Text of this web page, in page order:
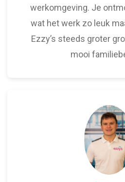
werkomgeving. Je
wat het werk zo leuk
Ezzy’s steeds groter
mooi